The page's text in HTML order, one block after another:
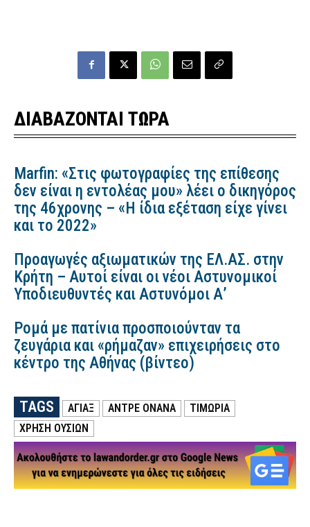
ΔΙΑΒΑΖΟΝΤΑΙ ΤΩΡΑ
Marfin: «Στις φωτογραφίες της επίθεσης
δεν είναι η εντολέας μου» λέει ο δικηγόρος
της 46χρονης – «Η ίδια εξέταση είχε γίνει
και το 2022»
Προαγωγές αξιωματικών της ΕΛ.ΑΣ. στην
Κρήτη – Αυτοί είναι οι νέοι Αστυνομικοί
Υποδιευθυντές και Αστυνόμοι Α’
Ρομά με πατίνια προσποιούνταν τα
ζευγάρια και «ρήμαζαν» επιχειρήσεις στο
κέντρο της Αθήνας (βίντεο)
TAGS ΑΓΙΑΞ ΑΝΤΡΕ ΟΝΑΝΑ
ΤΙΜΩΡΙΑ
ΧΡΗΣΗ ΟΥΣΙΩΝ